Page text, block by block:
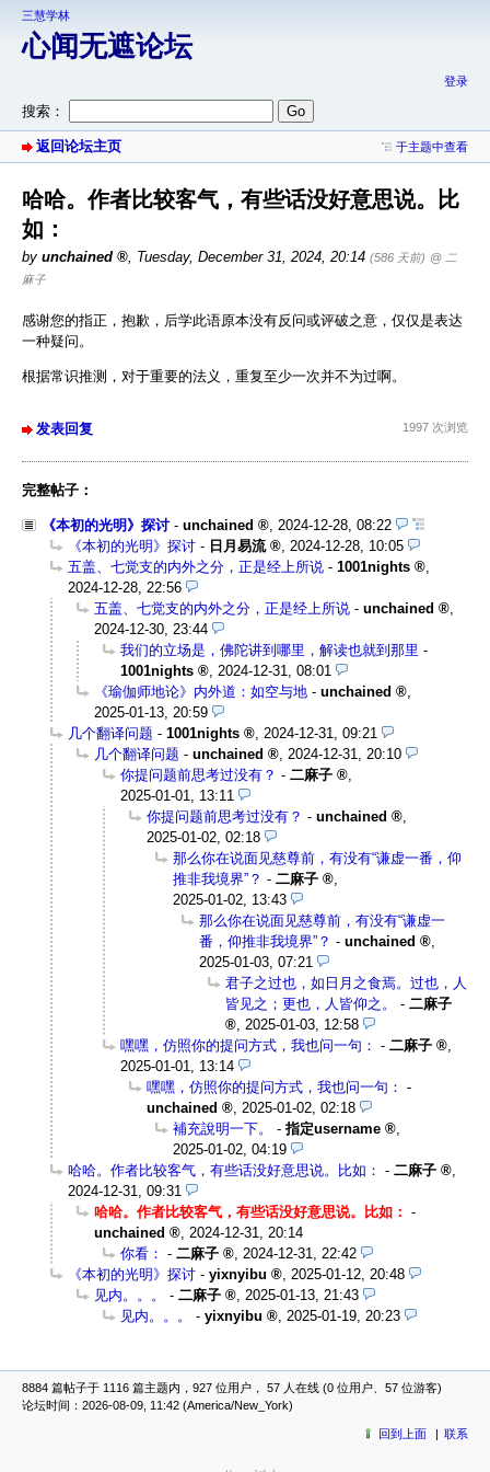
三慧学林
心闻无遮论坛
登录
搜索：
返回论坛主页 于主题中查看
哈哈。作者比较客气，有些话没好意思说。比
如：
by unchained , Tuesday, December 31, 2024, 20:14 (586 天前) @ 二
麻子
感谢您的指正，抱歉，后学此语原本没有反问或评破之意，仅仅是表达
一种疑问。
根据常识推测，对于重要的法义，重复至少一次并不为过啊。
发表回复 1997 次浏览
完整帖子：
《本初的光明》探讨- unchained
2024-12-28, 08:22
《本初的光明》探讨 - 日月易流
2024-12-28, 10:05
五盖、七觉支的内外之分，正是经上所说 - 1001nights
2024-12-28, 22:56
五盖、七觉支的内外之分，正是经上所说 - unchained
2024-12-30, 23:44
我们的立场是，佛陀讲到哪里，解读也就到那里 -
1001nights
2024-12-31, 08:01
《瑜伽师地论》内外道：如空与地 - unchained
2025-01-13, 20:59
几个翻译问题 - 1001nights
2024-12-31, 09:21
几个翻译问题 - unchained
2024-12-31, 20:10
你提问题前思考过没有？ - 二麻子
2025-01-01, 13:11
你提问题前思考过没有？ - unchained
2025-01-02, 02:18
那么你在说面见慈尊前，有没有“谦虚一番，仰
推非我境界”？ - 二麻子
2025-01-02, 13:43
那么你在说面见慈尊前，有没有“谦虚一
番，仰推非我境界”？ - unchained
2025-01-03, 07:21
君子之过也，如日月之食焉。过也，人
皆见之；更也，人皆仰之。
- 二麻子
2025-01-03, 12:58
嘿嘿，仿照你的提问方式，我也问一句： - 二麻子
2025-01-01, 13:14
嘿嘿，仿照你的提问方式，我也问一句： -
unchained
2025-01-02, 02:18
補充說明一下。
- 指定username
2025-01-02, 04:19
哈哈。作者比较客气，有些话没好意思说。比如： - 二麻子
2024-12-31, 09:31
哈哈。作者比较客气，有些话没好意思说。比如： -
unchained
2024-12-31, 20:14
你看： - 二麻子
2024-12-31, 22:42
《本初的光明》探讨 - yixnyibu
2025-01-12, 20:48
见内。。。
- 二麻子
2025-01-13, 21:43
见内。。。
- yixnyibu 2025-01-19, 20:23
8884 篇帖子于 1116 篇主题内，927 位用户， 57 人在线 (0 位用户、57 位游客)
论坛时间：2026-08-09, 11:42 (America/New_York)
回到上面 联系